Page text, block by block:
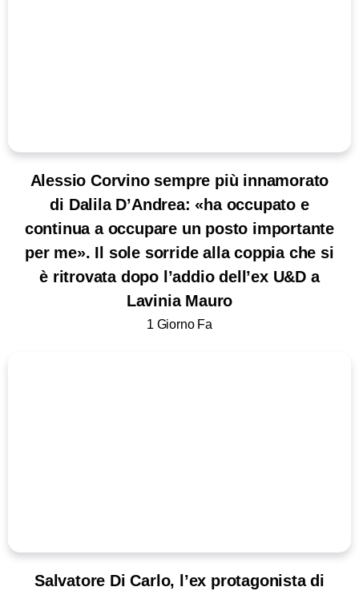
Alessio Corvino sempre più innamorato
di Dalila D’Andrea: «ha occupato e
continua a occupare un posto importante
per me». Il sole sorride alla coppia che si
è ritrovata dopo l’addio dell’ex U&D a
Lavinia Mauro
1 Giorno Fa
Salvatore Di Carlo, l’ex protagonista di